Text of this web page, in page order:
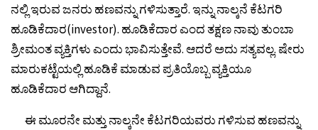
ನಲ್ಲಿ ಇರುವ ಜನರು ಹಣವನ್ನು ಗಳಿಸುತ್ತಾರೆ. ಇನ್ನು ನಾಲ್ಕನೆ ಕೆಟಗರಿ
ಹೂಡಿಕೆದಾರ(investor). ಹೂಡಿಕೆದಾರ ಎಂದ ತಕ್ಷಣ ನಾವು ತುಂಬಾ
ಶ್ರೀಮಂತ ವ್ಯಕ್ತಿಗಳು ಎಂದು ಭಾವಿಸುತ್ತೇವೆ. ಆದರೆ ಅದು ಸತ್ಯವಲ್ಲ. ಷೇರು
ಮಾರುಕಟ್ಟೆಯಲ್ಲಿ ಹೂಡಿಕೆ ಮಾಡುವ ಪ್ರತಿಯೊಬ್ಬ ವ್ಯಕ್ತಿಯೂ
ಹೂಡಿಕೆದಾರ ಆಗಿದ್ದಾನೆ.
ಈ ಮೂರನೇ ಮತ್ತು ನಾಲ್ಕನೇ ಕೆಟಗರಿಯವರು ಗಳಿಸುವ ಹಣವನ್ನು